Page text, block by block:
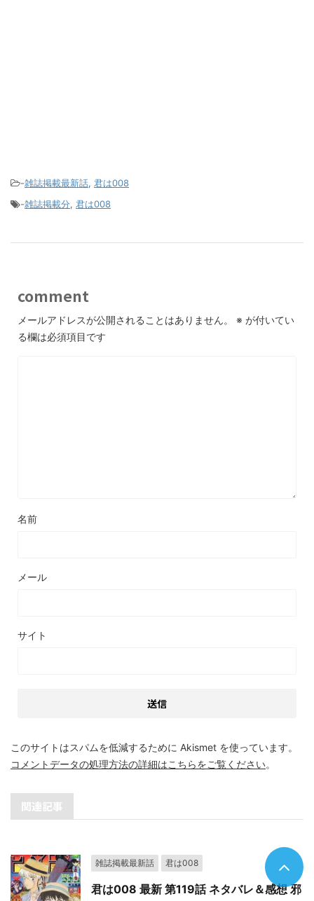
-雑誌掲載最新話, 君は008
-雑誌掲載分, 君は008
comment
メールアドレスが公開されることはありません。 ※ が付いてい
る欄は必須項目です
名前
メール
サイト
このサイトはスパムを低減するために Akismet を使っています。
コメントデータの処理方法の詳細はこちらをご覧ください。
関連記事
雑誌掲載最新話 君は008
君は008 最新 第119話 ネタバレ＆感想 邪